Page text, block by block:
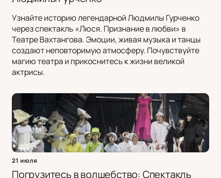
Узнайте историю легендарной Людмилы Гурченко
через спектакль «Люся. Признание в любви» в
Театре Вахтангова. Эмоции, живая музыка и танцы
создают неповторимую атмосферу. Почувствуйте
магию театра и прикоснитесь к жизни великой
актрисы.
21 июля
Погрузитесь в волшебство: Спектакль